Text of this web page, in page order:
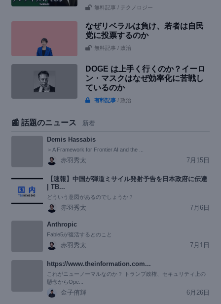
無料記事 / テクノロジー
なぜリベラルは負け、若者は自民
党に投票するのか
無料記事 / 政治
DOGE は上手く行くのか？イーロ
ン・マスクはなぜ効率化に苦戦し
ているのか
有料記事 / 政治
📰 話題のニュース 新着
Demis Hassabis
＞A Framework for Frontier AI and the ...
赤羽秀太 7月15日
【速報】中国が弾道ミサイル発射予告を日本政府に伝達
| TB...
どういう意図があるのでしょうか？
赤羽秀太 7月6日
Anthropic
Fable5が復活するとのこと
赤羽秀太 7月1日
https://www.theinformation.com...
これがニューノーマルなのか？ トランプ政権、セキュリティ上の
懸念からOpe...
金子侑輝 6月26日